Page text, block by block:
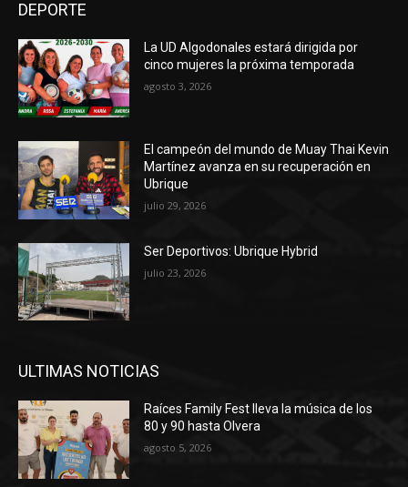
DEPORTE
La UD Algodonales estará dirigida por
cinco mujeres la próxima temporada
agosto 3, 2026
El campeón del mundo de Muay Thai Kevin
Martínez avanza en su recuperación en
Ubrique
julio 29, 2026
Ser Deportivos: Ubrique Hybrid
julio 23, 2026
ULTIMAS NOTICIAS
Raíces Family Fest lleva la música de los
80 y 90 hasta Olvera
agosto 5, 2026